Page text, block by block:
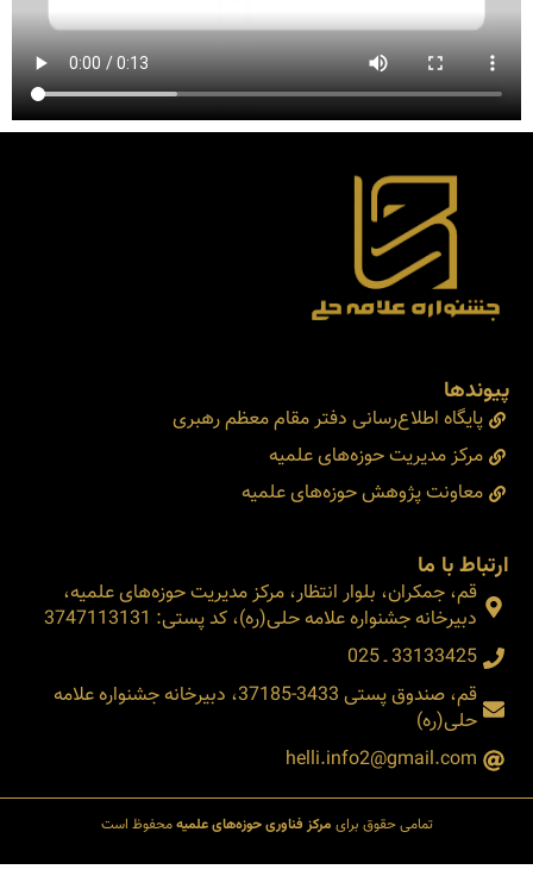
پیوندها
پایگاه اطلاع‌رسانی دفتر مقام معظم رهبری
مرکز مدیریت حوزه‌های علمیه
معاونت پژوهش حوزه‌های علمیه
ارتباط با ما
قم، جمکران، بلوار انتظار، مرکز مدیریت حوزه‌های علمیه،
دبیرخانه جشنواره علامه حلی(ره)، کد پستی: 3747113131
33133425 ـ 025
قم، صندوق پستی 3433-37185، دبیرخانه جشنواره علامه
حلی(ره)
helli.info2@gmail.com
تمامی حقوق برایمرکز فناوری حوزه‌های علمیهمحفوظ است